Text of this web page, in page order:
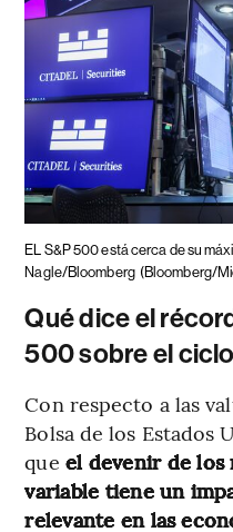
EL S&P 500 está cerca de su
Nagle/Bloomberg (Bloomberg/
Qué dice el
500 sobre el
Con respecto a las
Bolsa de los Estados
que el devenir de los
variable tiene un
relevante en las